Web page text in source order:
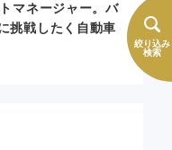
絞り込み
検索
マネージャー。バ
挑戦したく自動車